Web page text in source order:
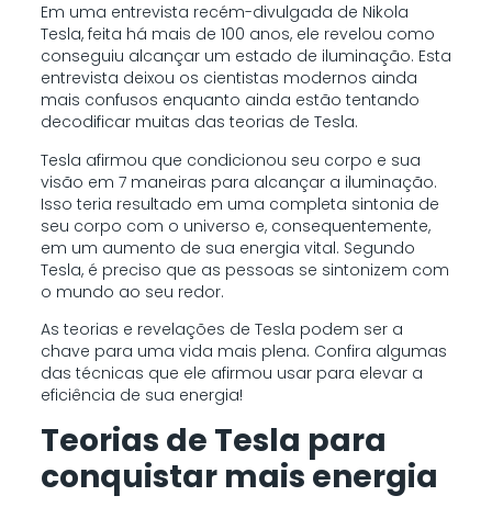
Em uma entrevista recém-divulgada de Nikola
Tesla, feita há mais de 100 anos, ele revelou como
conseguiu alcançar um estado de iluminação. Esta
entrevista deixou os cientistas modernos ainda
mais confusos enquanto ainda estão tentando
decodificar muitas das teorias de Tesla.
Tesla afirmou que condicionou seu corpo e sua
visão em 7 maneiras para alcançar a iluminação.
Isso teria resultado em uma completa sintonia de
seu corpo com o universo e, consequentemente,
em um aumento de sua energia vital. Segundo
Tesla, é preciso que as pessoas se sintonizem com
o mundo ao seu redor.
As teorias e revelações de Tesla podem ser a
chave para uma vida mais plena. Confira algumas
das técnicas que ele afirmou usar para elevar a
eficiência de sua energia!
Teorias de Tesla para
conquistar mais energia